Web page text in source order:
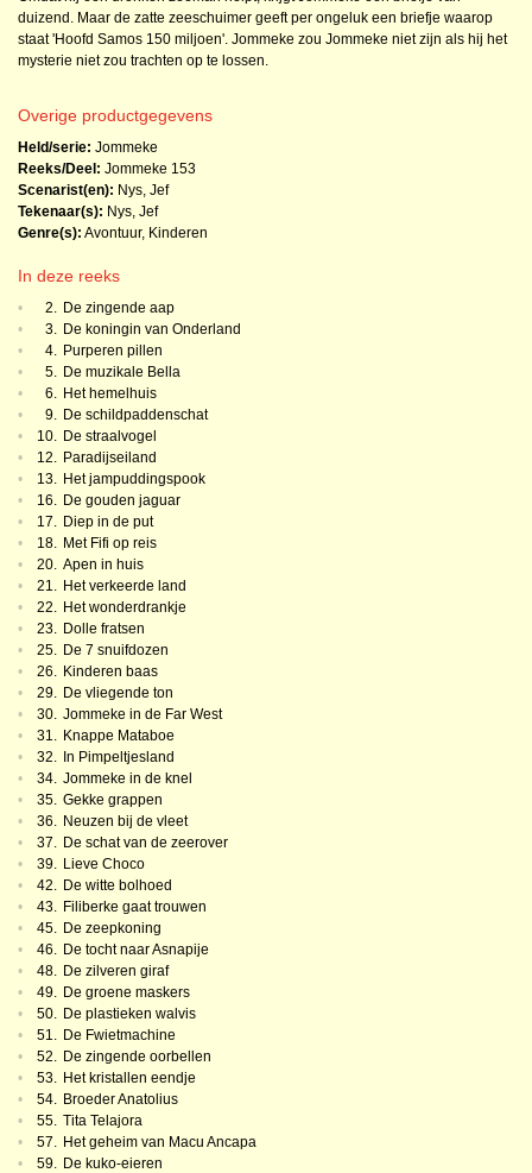
duizend. Maar de zatte zeeschuimer geeft per ongeluk een briefje waarop
staat 'Hoofd Samos 150 miljoen'. Jommeke zou Jommeke niet zijn als hij het
mysterie niet zou trachten op te lossen.
Overige productgegevens
Held/serie: Jommeke
Reeks/Deel: Jommeke 153
Scenarist(en): Nys, Jef
Tekenaar(s): Nys, Jef
Genre(s): Avontuur, Kinderen
In deze reeks
• 2. De zingende aap
•
3. De koningin van Onderland
•
4. Purperen pillen
•
5. De muzikale Bella
•
6. Het hemelhuis
•
9. De schildpaddenschat
•
10. De straalvogel
•
12. Paradijseiland
•
13. Het jampuddingspook
•
16. De gouden jaguar
•
17. Diep in de put
•
18. Met Fifi op reis
•
20. Apen in huis
•
21. Het verkeerde land
•
22. Het wonderdrankje
•
23. Dolle fratsen
•
25. De 7 snuifdozen
•
26. Kinderen baas
•
29. De vliegende ton
•
30. Jommeke in de Far West
•
31. Knappe Mataboe
•
32. In Pimpeltjesland
•
34. Jommeke in de knel
•
35. Gekke grappen
•
36. Neuzen bij de vleet
•
37. De schat van de zeerover
•
39. Lieve Choco
•
42. De witte bolhoed
•
43. Filiberke gaat trouwen
•
45. De zeepkoning
•
46. De tocht naar Asnapije
•
48. De zilveren giraf
•
49. De groene maskers
•
50. De plastieken walvis
•
51. De Fwietmachine
•
52. De zingende oorbellen
•
53. Het kristallen eendje
•
54. Broeder Anatolius
•
55. Tita Telajora
•
57. Het geheim van Macu Ancapa
•
59. De kuko-eieren